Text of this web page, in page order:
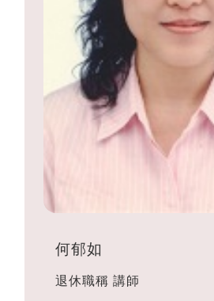
何郁如
退休職稱 講師